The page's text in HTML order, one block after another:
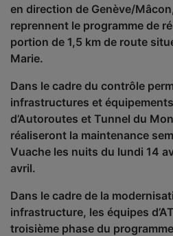
en direction de Genève/
reprennent le programme de
portion de 1,5 km de route
Marie.
Dans le cadre du contrôle
infrastructures et
d’Autoroutes et Tunnel du
réaliseront la maintenance
Vuache les nuits du lundi 14
avril.
Dans le cadre de la
infrastructure, les équipes
troisième phase du